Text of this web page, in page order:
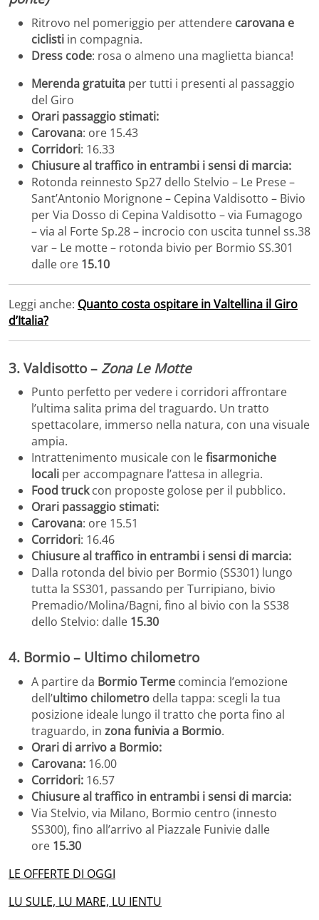
Ritrovo nel pomeriggio per attendere carovana e
ciclisti in compagnia.
Dress code: rosa o almeno una maglietta bianca!
Merenda gratuita per tutti i presenti al passaggio
del Giro
Orari passaggio stimati:
Carovana: ore 15.43
Corridori: 16.33
Chiusure al traffico in entrambi i sensi di marcia:
Rotonda reinnesto Sp27 dello Stelvio – Le Prese –
Sant’Antonio Morignone – Cepina Valdisotto – Bivio
per Via Dosso di Cepina Valdisotto – via Fumagogo
– via al Forte Sp.28 – incrocio con uscita tunnel ss.38
var – Le motte – rotonda bivio per Bormio SS.301
dalle ore 15.10
Leggi anche: Quanto costa ospitare in Valtellina il Giro
d’Italia?
3. Valdisotto – Zona Le Motte
Punto perfetto per vedere i corridori affrontare
l’ultima salita prima del traguardo. Un tratto
spettacolare, immerso nella natura, con una visuale
ampia.
Intrattenimento musicale con lefisarmoniche
locali per accompagnare l’attesa in allegria.
Food truckcon proposte golose per il pubblico.
Orari passaggio stimati:
Carovana: ore 15.51
Corridori: 16.46
Chiusure al traffico in entrambi i sensi di marcia:
Dalla rotonda del bivio per Bormio (SS301) lungo
tutta la SS301, passando per Turripiano, bivio
Premadio/Molina/Bagni, fino al bivio con la SS38
dello Stelvio: dalle 15.30
4. Bormio – Ultimo chilometro
A partire da Bormio Terme comincia l’emozione
dell’ultimo chilometro della tappa: scegli la tua
posizione ideale lungo il tratto che porta fino al
traguardo, in zona funivia a Bormio.
Orari di arrivo a Bormio:
Carovana: 16.00
Corridori: 16.57
Chiusure al traffico in entrambi i sensi di marcia:
Via Stelvio, via Milano, Bormio centro (innesto
SS300), fino all’arrivo al Piazzale Funivie dalle
ore 15.30
LE OFFERTE DI OGGI
LU SULE, LU MARE, LU IENTU